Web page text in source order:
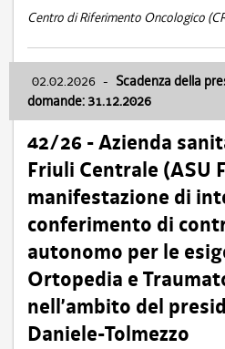
Centro di Riferimento Oncologico
02.02.2026 - Scadenza della
domande: 31.12.2026
42/26 - Azienda
Friuli Centrale (ASU
manifestazione di
conferimento di
autonomo per le
Ortopedia e
nell’ambito del
Daniele-Tolmezzo